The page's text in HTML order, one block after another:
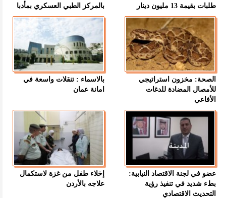
طلبات بقيمة 13 مليون دينار
بالمركز الطبي العسكري بمأدبا
الصحة: مخزون استراتيجي
للأمصال المضادة للدغات
الأفاعي
بالاسماء : تنقلات واسعة في
امانة عمان
عضو في لجنة الاقتصاد النيابية:
بطء شديد في تنفيذ رؤية
التحديث الاقتصادي
إخلاء طفل من غزة لاستكمال
علاجه بالأردن